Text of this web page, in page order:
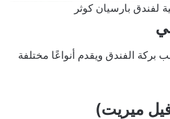
لفندق بارسيان كوثر
بركة الفندق ويقدم أنواعًا مختلفة
ميريت)